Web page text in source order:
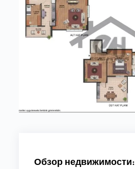
Обзор недвижимости: